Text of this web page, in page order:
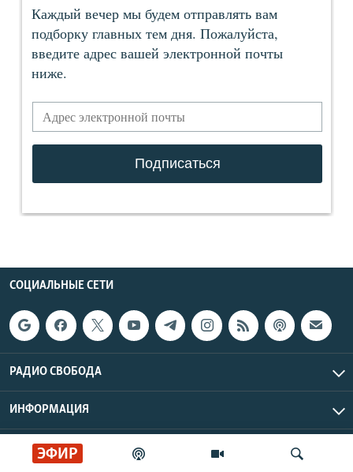
ЭФИР
СОЦИАЛЬНЫЕ СЕТИ
РАДИО СВОБОДА
ИНФОРМАЦИЯ
Радио Свобода © 2026 RFE/RL, Inc. | Все права защищены.